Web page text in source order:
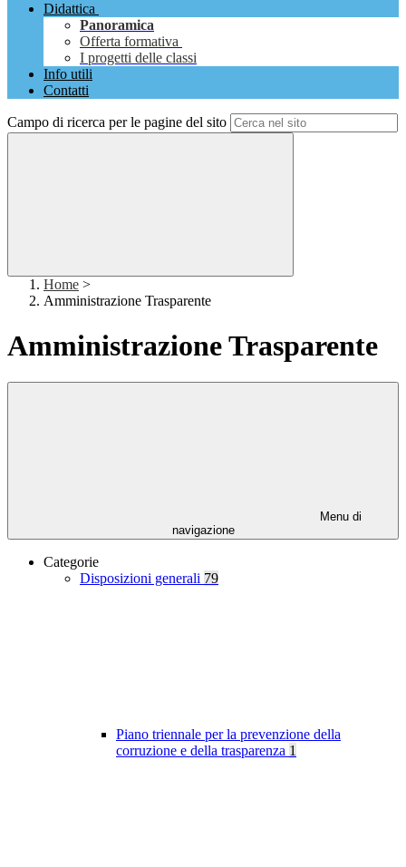
Didattica
Panoramica
Offerta formativa
I progetti delle classi
Info utili
Contatti
Campo di ricerca per le pagine del sito
Home >
Amministrazione Trasparente
Amministrazione Trasparente
Menu di
navigazione
Categorie
Disposizioni generali 79
Piano triennale per la prevenzione della
corruzione e della trasparenza 1